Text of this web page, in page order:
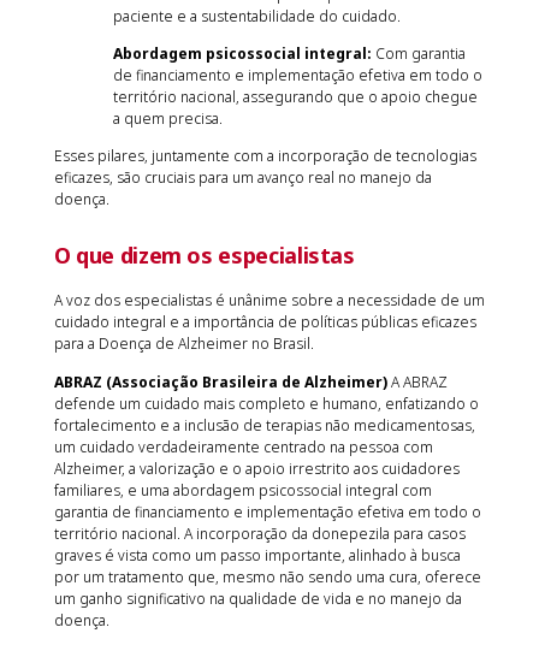
paciente e a sustentabilidade do cuidado.
Abordagem psicossocial integral: Com garantia
de financiamento e implementação efetiva em todo o
território nacional, assegurando que o apoio chegue
a quem precisa.
Esses pilares, juntamente com a incorporação de tecnologias
eficazes, são cruciais para um avanço real no manejo da
doença.
O que dizem os especialistas
A voz dos especialistas é unânime sobre a necessidade de um
cuidado integral e a importância de políticas públicas eficazes
para a Doença de Alzheimer no Brasil.
ABRAZ (Associação Brasileira de Alzheimer)A ABRAZ
defende um cuidado mais completo e humano, enfatizando o
fortalecimento e a inclusão de terapias não medicamentosas,
um cuidado verdadeiramente centrado na pessoa com
Alzheimer, a valorização e o apoio irrestrito aos cuidadores
familiares, e uma abordagem psicossocial integral com
garantia de financiamento e implementação efetiva em todo o
território nacional. A incorporação da donepezila para casos
graves é vista como um passo importante, alinhado à busca
por um tratamento que, mesmo não sendo uma cura, oferece
um ganho significativo na qualidade de vida e no manejo da
doença.